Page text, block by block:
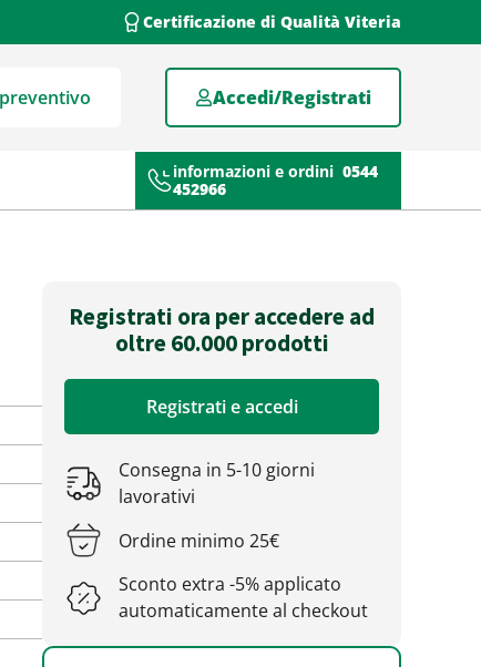
Certificazione di Qualità Viteria
Accedi/Registrati
informazioni e ordini 0544
452966
Registrati ora per accedere ad
oltre 60.000 prodotti
Registrati e accedi
Consegna in 5-10 giorni
lavorativi
Ordine minimo 25€
Sconto extra -5% applicato
automaticamente al checkout